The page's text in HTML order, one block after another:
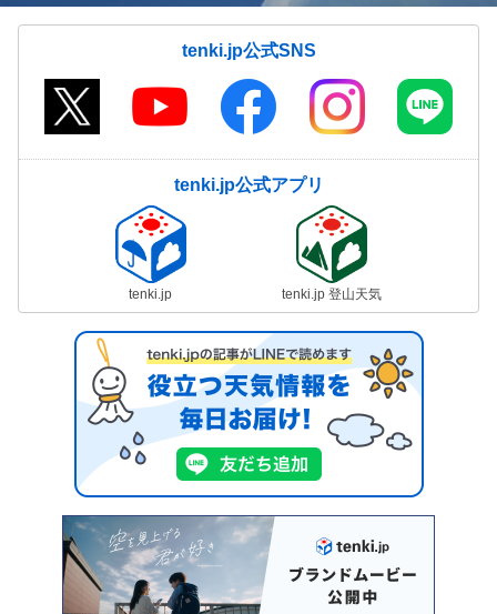
tenki.jp公式SNS
tenki.jp公式アプリ
tenki.jp tenki.jp 登山天気